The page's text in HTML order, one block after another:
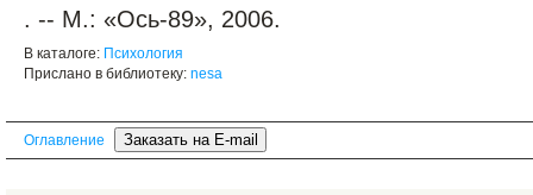
. -- М.: «Ось-89», 2006.
В каталоге: Психология
Прислано в библиотеку: nesa
Оглавление